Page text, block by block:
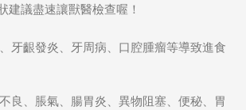
建議盡速讓獸醫檢查喔！
、牙齦發炎、牙周病、口腔腫瘤等導致進食
不良、脹氣、腸胃炎、異物阻塞、便秘、胃